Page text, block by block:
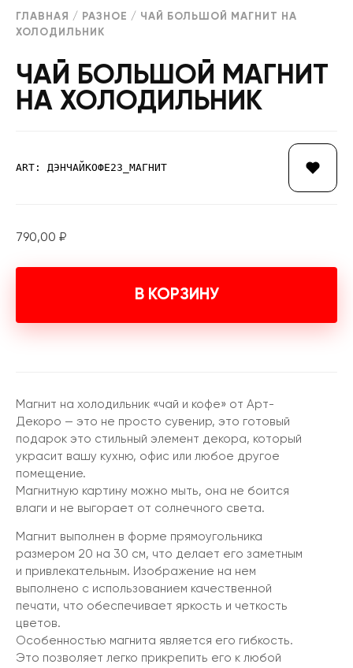
ГЛАВНАЯ / РАЗНОЕ / ЧАЙ БОЛЬШОЙ МАГНИТ НА
ХОЛОДИЛЬНИК
ЧАЙ БОЛЬШОЙ МАГНИТ
НА ХОЛОДИЛЬНИК
ART: ДЭНЧАЙКОФЕ23_МАГНИТ
790,00 ₽
В КОРЗИНУ
Магнит на холодильник «чай и кофе» от Арт-
Декоро — это не просто сувенир, это готовый
подарок это стильный элемент декора, который
украсит вашу кухню, офис или любое другое
помещение.
Магнитную картину можно мыть, она не боится
влаги и не выгорает от солнечного света.
Магнит выполнен в форме прямоугольника
размером 20 на 30 см, что делает его заметным
и привлекательным. Изображение на нем
выполнено с использованием качественной
печати, что обеспечивает яркость и четкость
цветов.
Особенностью магнита является его гибкость.
Это позволяет легко прикрепить его к любой